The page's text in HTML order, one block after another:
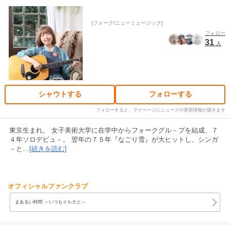
フォーク/ニューミュージック
フォロー
31 人
シャウトする フォローする
フォローすると、マイページにニュースや更新情報が届きます
東京生まれ。 女子美術大学に在学中からフォークグル－プを結成、７
４年ソロデビュ－。 翌年の７５年『なごり雪』が大ヒットし、シンガ
－と… [続きを読む]
オフィシャルファンクラブ
まあるい時間 ～いつもイルカと～